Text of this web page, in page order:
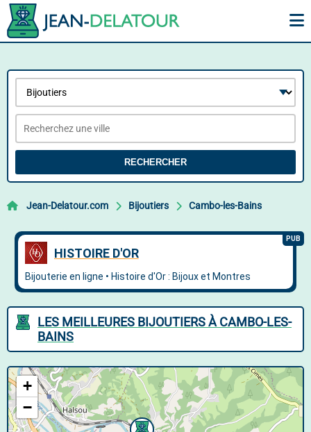
RECHERCHER
Jean-Delatour.com Bijoutiers Cambo-les-Bains
LES MEILLEURES BIJOUTIERS À CAMBO-LES-
BAINS
+
−